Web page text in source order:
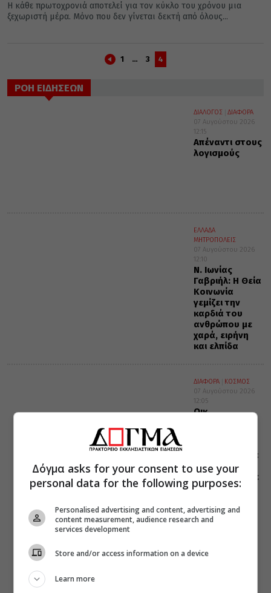
Η κάθε πρωτοχρονιά αποτελεί για τον κύκλο του χρόνου μια
ξεχωριστή μέρα. Μόνο που δεν γίνεται δεκτή από όλους...
1 … 3 4
ΡΟΗ ΕΙΔΗΣΕΩΝ
ΔΙΑΛΟΓΟΣ
ΔΙΑΦΟΡΑ
07 Αυγούστου 2026
12:15
Απέναντι στους
λογισμούς
ΕΛΛΑΔΑ
ΜΗΤΡΟΠΟΛΕΙΣ
07 Αυγούστου 2026
12:10
Ν. Ιωνίας
Γαβριήλ: Η Θεία
Κοινωνία
γεμίζει την
καρδιά του
ανθρώπου με
χαρά, ειρήνη
και ελπίδα
ΔΙΑΦΟΡΑ
ΚΟΣΜΟΣ
07 Αυγούστου 2026
12:05
Οικ.
μαθαίνουμε να
βλέπουμε στο
πρόσωπο κάθε
ανθρώπου την
Θεού”
Δόγμα asks for your consent to use your
personal data for the following purposes:
Personalised advertising and content, advertising and
content measurement, audience research and
services development
Store and/or access information on a device
Learn more